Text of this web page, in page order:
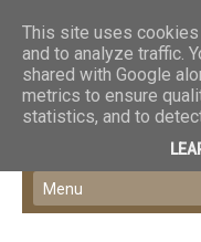
This site uses
and to analyze traffic.
shared with Google
metrics to ensure
statistics, and to